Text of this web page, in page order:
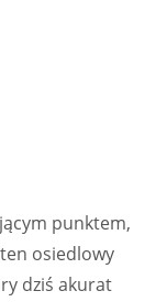
punktem,
osiedlowy
dziś akurat